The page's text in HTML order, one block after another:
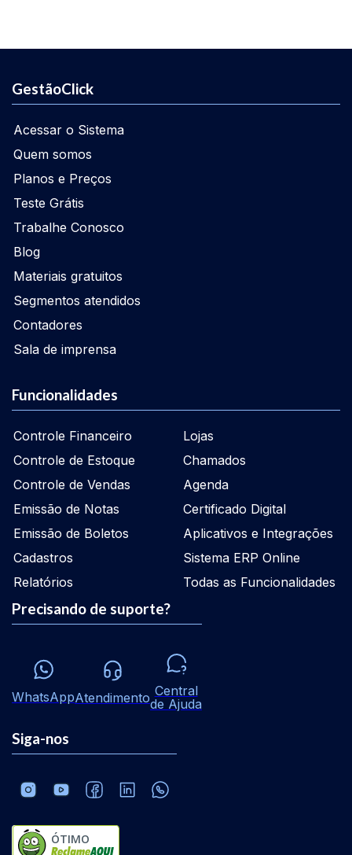
GestãoClick
Acessar o Sistema
Quem somos
Planos e Preços
Teste Grátis
Trabalhe Conosco
Blog
Materiais gratuitos
Segmentos atendidos
Contadores
Sala de imprensa
Funcionalidades
Controle Financeiro
Controle de Estoque
Controle de Vendas
Emissão de Notas
Emissão de Boletos
Cadastros
Relatórios
Lojas
Chamados
Agenda
Certificado Digital
Aplicativos e Integrações
Sistema ERP Online
Todas as Funcionalidades
Precisando de suporte?
WhatsAppAtendimento Central
de Ajuda
Siga-nos
ÓTIMO